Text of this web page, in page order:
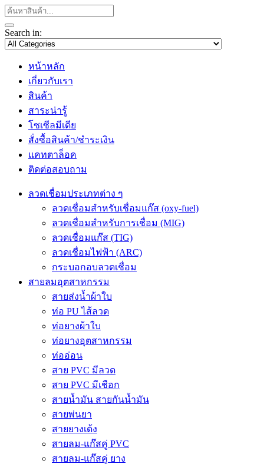
Search in:
หน้าหลัก
เกี่ยวกับเรา
สินค้า
สาระน่ารู้
โซเซีลมีเดีย
สั่งซื้อสินค้า/ชำระเงิน
แคทตาล็อค
ติดต่อสอบถาม
ลวดเชื่อมประเภทต่าง ๆ
ลวดเชื่อมสำหรับเชื่อมแก๊ส (oxy-fuel)
ลวดเชื่อมสำหรับการเชื่อม (MIG)
ลวดเชื่อมแก๊ส (TIG)
ลวดเชื่อมไฟฟ้า (ARC)
กระบอกอบลวดเชื่อม
สายลมอุตสาหกรรม
สายส่งน้ำผ้าใบ
ท่อ PU ไส้ลวด
ท่อยางผ้าใบ
ท่อยางอุตสาหกรรม
ท่ออ่อน
สาย PVC มีลวด
สาย PVC มีเชือก
สายน้ำมัน สายกันน้ำมัน
สายพ่นยา
สายยางเด้ง
สายลม-แก๊สคู่ PVC
สายลม-แก๊สคู่ ยาง